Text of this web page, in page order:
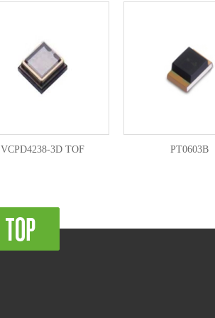
VCPD4238-3D TOF PT0603B